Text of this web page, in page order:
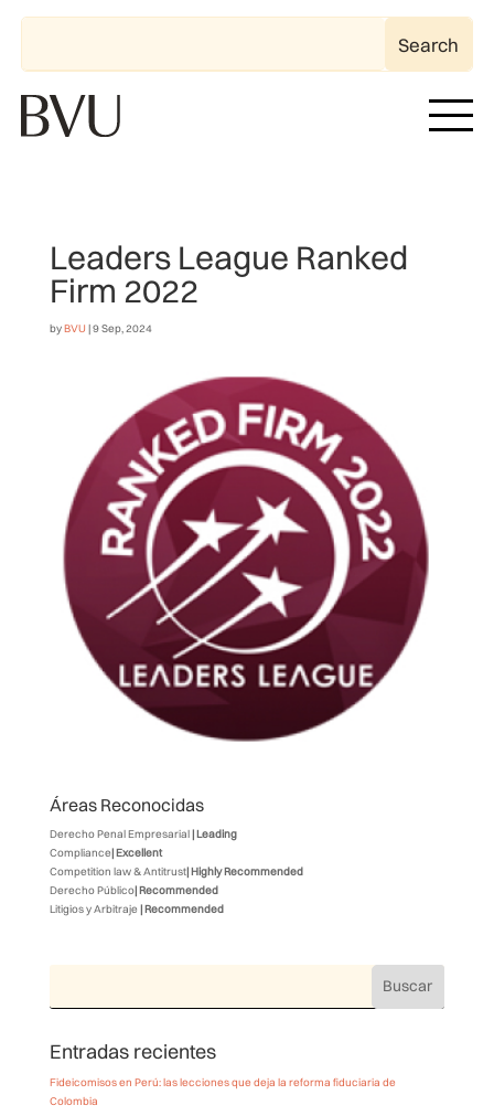
Leaders League Ranked
Firm 2022
byBVU |9 Sep, 2024
Áreas Reconocidas
Derecho Penal Empresarial| Leading
Compliance| Excellent
Competition law & Antitrust| Highly Recommended
Derecho Público| Recommended
Litigios y Arbitraje | Recommended
Entradas recientes
Fideicomisos en Perú: las lecciones que deja la reforma fiduciaria de
Colombia